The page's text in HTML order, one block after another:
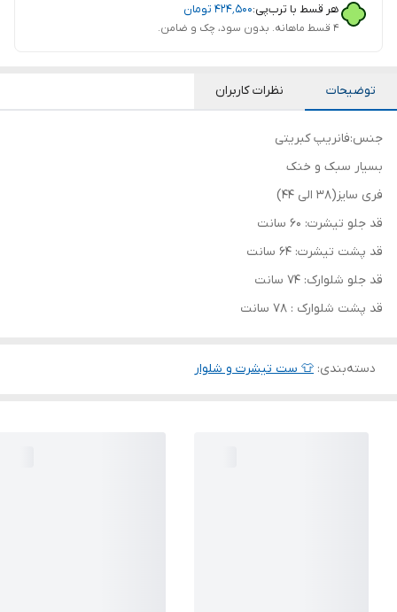
هر قسط با ترب‌پی:۴۲۴٬۵۰۰ تومان
۴ قسط ماهانه. بدون سود، چک و ضامن.
توضیحات نظرات کاربران
جنس:فانریپ کبریتی
بسیار سبک و خنک
فری سایز(38 الی 44)
قد جلو تیشرت: 60 سانت
قد پشت تیشرت: 64 سانت
قد جلو شلوارک: 74 سانت
قد پشت شلوارک : 78 سانت
دسته‌بندی: 👕 ست تیشرت و شلوار